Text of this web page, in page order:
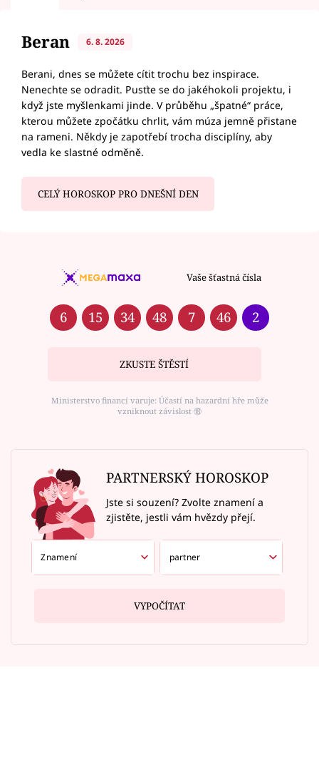
Beran 6. 8. 2026
Berani, dnes se můžete cítit trochu bez inspirace.
Nenechte se odradit. Pusťte se do jakéhokoli projektu, i
když jste myšlenkami jinde. V průběhu „špatné“ práce,
kterou můžete zpočátku chrlit, vám múza jemně přistane
na rameni. Někdy je zapotřebí trocha disciplíny, aby
vedla ke slastné odměně.
CELÝ HOROSKOP PRO DNEŠNÍ DEN
Vaše šťastná čísla
6 15 34 48 7 46 2
ZKUSTE ŠTĚSTÍ
Ministerstvo financí varuje: Účastí na hazardní hře může
vzniknout závislost ⑱
PARTNERSKÝ HOROSKOP
Jste si souzení? Zvolte znamení a
zjistěte, jestli vám hvězdy přejí.
VYPOČÍTAT